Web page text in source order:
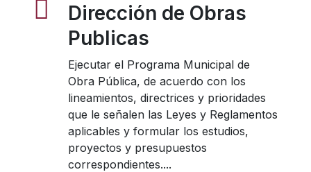
Dirección de Obras
Publicas
Ejecutar el Programa Municipal de
Obra Pública, de acuerdo con los
lineamientos, directrices y prioridades
que le señalen las Leyes y Reglamentos
aplicables y formular los estudios,
proyectos y presupuestos
correspondientes....